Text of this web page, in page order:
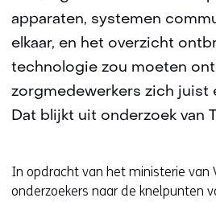
apparaten, systemen
elkaar, en het overzicht
technologie zou moeten
zorgmedewerkers zich juist
Dat blijkt uit onderzoek van
In opdracht van het ministerie van
onderzoekers naar de knelpunten